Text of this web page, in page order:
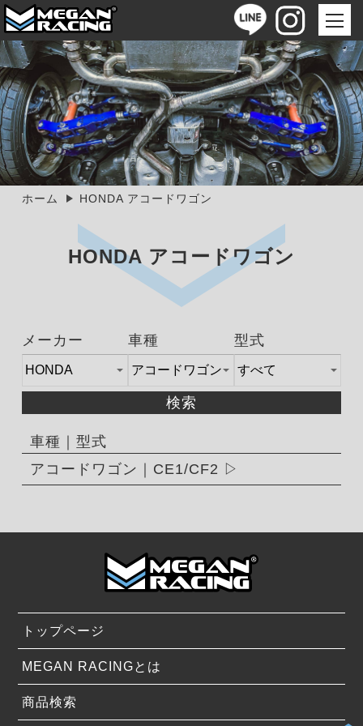
ホーム HONDA アコードワゴン
HONDA アコードワゴン
メーカー 車種 型式
検索
車種｜型式
アコードワゴン｜CE1/CF2
トップページ
MEGAN RACINGとは
商品検索